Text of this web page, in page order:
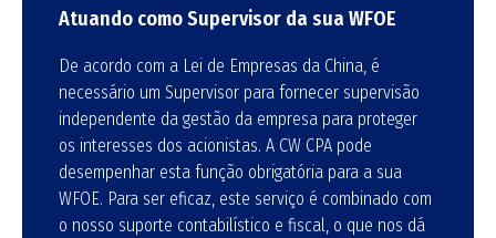
Atuando como Supervisor da sua WFOE
De acordo com a Lei de Empresas da China, é
necessário um Supervisor para fornecer supervisão
independente da gestão da empresa para proteger
os interesses dos acionistas. A CW CPA pode
desempenhar esta função obrigatória para a sua
WFOE. Para ser eficaz, este serviço é combinado com
o nosso suporte contabilístico e fiscal, o que nos dá